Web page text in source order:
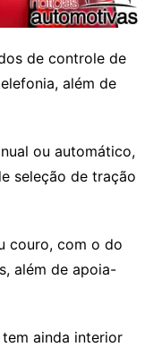
de controle de
além de
ou automático,
seleção de tração
couro, com o do
além de apoia-
ainda interior